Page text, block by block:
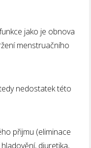
jako je obnova
menstruačního
nedostatek této
přijmu (eliminace
diuretika,